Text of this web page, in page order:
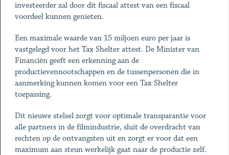
investeerder zal door dit fiscaal attest van een fiscaal
voordeel kunnen genieten.
Een maximale waarde van 15 miljoen euro per jaar is
vastgelegd voor het Tax Shelter attest. De Minister van
Financiën geeft een erkenning aan de
productievennootschappen en de tussenpersonen die in
aanmerking kunnen komen voor een Tax Shelter
toepassing.
Dit nieuwe stelsel zorgt voor optimale transparantie voor
alle partners in de filmindustrie, sluit de overdracht van
rechten op de ontvangsten uit en zorgt er voor dat een
maximum aan steun werkelijk gaat naar de productie zelf.